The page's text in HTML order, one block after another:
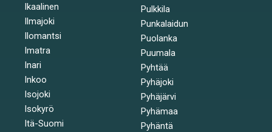
Ikaalinen
Ilmajoki
Ilomantsi
Imatra
Inari
Inkoo
Isojoki
Isokyrö
Itä-Suomi
Pulkkila
Punkalaidun
Puolanka
Puumala
Pyhtää
Pyhäjoki
Pyhäjärvi
Pyhämaa
Pyhäntä